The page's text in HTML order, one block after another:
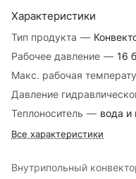
Характеристики
Тип продукта —
Рабочее давление — 16
Макс. рабочая
Давление
Теплоноситель — вода и
Все характеристики
Внутрипольный